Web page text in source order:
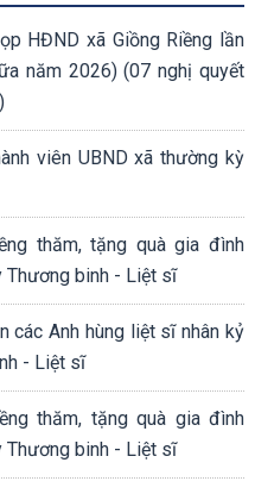
HĐND xã Giồng Riềng lần
năm 2026) (07 nghị quyết
viên UBND xã thường kỳ
thăm, tặng quà gia đình
Thương binh - Liệt sĩ
các Anh hùng liệt sĩ nhân kỷ
- Liệt sĩ
thăm, tặng quà gia đình
Thương binh - Liệt sĩ